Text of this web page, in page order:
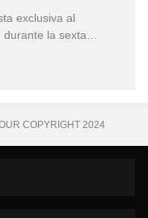
exclusiva al
durante la sexta
medio del
COPYRIGHT 2024